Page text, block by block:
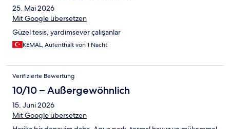
25. Mai 2026
Mit Google übersetzen
Güzel tesis, yardımsever çalışanlar
KEMAL, Aufenthalt von 1 Nacht
Verifizierte Bewertung
10/10 – Außergewöhnlich
15. Juni 2026
Mit Google übersetzen